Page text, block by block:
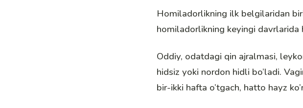
Homiladorlikning ilk belgilaridan
homiladorlikning keyingi davrlarida
Oddiy, odatdagi qin ajralmasi,
hidsiz yoki nordon hidli bo’ladi.
bir-ikki hafta o’tgach, hatto hayz